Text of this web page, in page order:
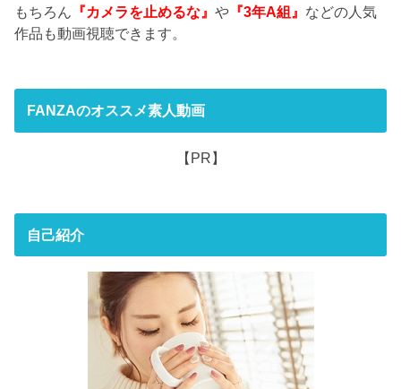
もちろん 『カメラを止めるな』や 『3年A組』 などの人気
作品も動画視聴できます。
FANZAのオススメ素人動画
【PR】
自己紹介